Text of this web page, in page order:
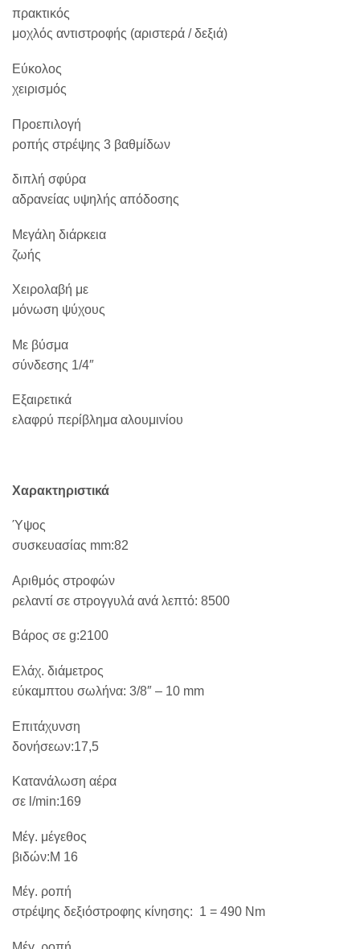
πρακτικός
μοχλός αντιστροφής (αριστερά / δεξιά)
Εύκολος
χειρισμός
Προεπιλογή
ροπής στρέψης 3 βαθμίδων
διπλή σφύρα
αδρανείας υψηλής απόδοσης
Μεγάλη διάρκεια
ζωής
Χειρολαβή με
μόνωση ψύχους
Με βύσμα
σύνδεσης 1/4″
Εξαιρετικά
ελαφρύ περίβλημα αλουμινίου
Χαρακτηριστικά
Ύψος
συσκευασίας mm:82
Αριθμός στροφών
ρελαντί σε στρογγυλά ανά λεπτό: 8500
Βάρος σε g:2100
Ελάχ. διάμετρος
εύκαμπτου σωλήνα: 3/8″ – 10 mm
Επιτάχυνση
δονήσεων:17,5
Κατανάλωση αέρα
σε /min:169
Μέγ. μέγεθος
βιδών:M 16
Μέγ. ροπή
στρέψης δεξιόστροφης κίνησης: 1 = 490 Nm